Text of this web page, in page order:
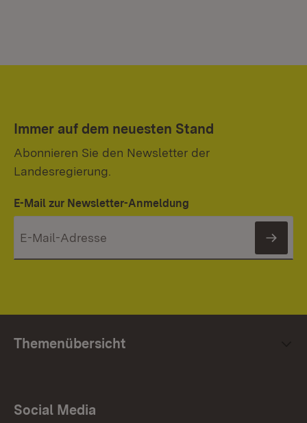
Immer auf dem neuesten Stand
Abonnieren Sie den Newsletter der
Landesregierung.
E-Mail zur Newsletter-Anmeldung
Themenübersicht
Social Media